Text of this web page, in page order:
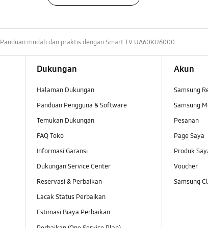
Panduan mudah dan praktis dengan Smart TV UA60KU6000
Dukungan
Halaman Dukungan
Panduan Pengguna & Software
Temukan Dukungan
FAQ Toko
Informasi Garansi
Dukungan Service Center
Reservasi & Perbaikan
Lacak Status Perbaikan
Estimasi Biaya Perbaikan
Akun
Samsung
Samsung
Pesanan
Page Saya
Produk
Voucher
Samsung